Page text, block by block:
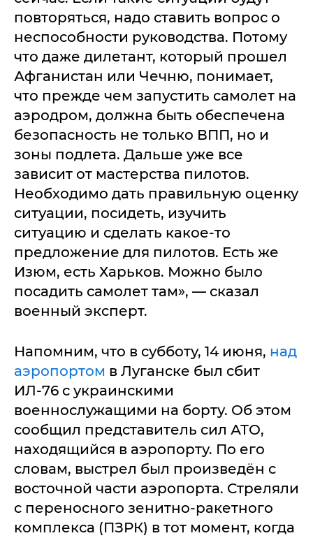
повторяться, надо ставить вопрос о
неспособности руководства. Потому
что даже дилетант, который прошел
Афганистан или Чечню, понимает,
что прежде чем запустить самолет на
аэродром, должна быть обеспечена
безопасность не только ВПП, но и
зоны подлета. Дальше уже все
зависит от мастерства пилотов.
Необходимо дать правильную оценку
ситуации, посидеть, изучить
ситуацию и сделать какое-то
предложение для пилотов. Есть же
Изюм, есть Харьков. Можно было
посадить самолет там», — сказал
военный эксперт.
Напомним, что в субботу, 14 июня, над
аэропортом в Луганске был сбит
ИЛ-76 с украинскими
военнослужащими на борту. Об этом
сообщил представитель сил АТО,
находящийся в аэропорту. По его
словам, выстрел был произведён с
восточной части аэропорта. Стреляли
с переносного зенитно-ракетного
комплекса (ПЗРК) в тот момент, когда